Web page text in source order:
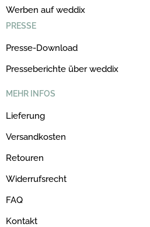
Werben auf weddix
PRESSE
Presse-Download
Presseberichte über weddix
MEHR INFOS
Lieferung
Versandkosten
Retouren
Widerrufsrecht
FAQ
Kontakt